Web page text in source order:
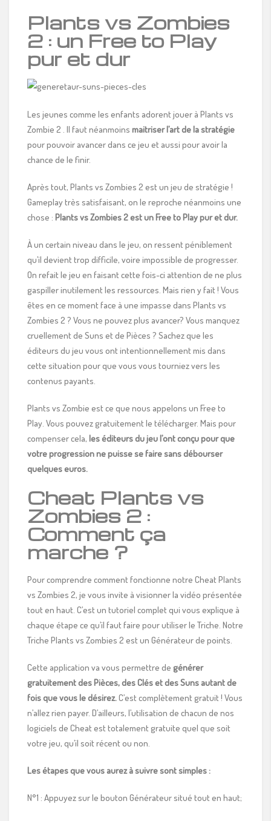
Plants vs Zombies
2 : un Free to Play
pur et dur
Les jeunes comme les enfants adorent jouer à Plants vs
Zombie 2 . Il faut néanmoins maitriser l’art de la stratégie
pour pouvoir avancer dans ce jeu et aussi pour avoir la
chance de le finir.
Après tout, Plants vs Zombies 2 est un jeu de stratégie !
Gameplay très satisfaisant, on le reproche néanmoins une
chose : Plants vs Zombies 2 est un Free to Play pur et dur.
À un certain niveau dans le jeu, on ressent péniblement
qu’il devient trop difficile, voire impossible de progresser.
On refait le jeu en faisant cette fois-ci attention de ne plus
gaspiller inutilement les ressources. Mais rien y fait ! Vous
êtes en ce moment face à une impasse dans Plants vs
Zombies 2 ? Vous ne pouvez plus avancer? Vous manquez
cruellement de Suns et de Pièces ? Sachez que les
éditeurs du jeu vous ont intentionnellement mis dans
cette situation pour que vous vous tourniez vers les
contenus payants.
Plants vs Zombie est ce que nous appelons un Free to
Play. Vous pouvez gratuitement le télécharger. Mais pour
compenser cela, les éditeurs du jeu l’ont conçu pour que
votre progression ne puisse se faire sans débourser
quelques euros.
Cheat Plants vs
Zombies 2 :
Comment ça
marche ?
Pour comprendre comment fonctionne notre Cheat Plants
vs Zombies 2, je vous invite à visionner la vidéo présentée
tout en haut. C’est un tutoriel complet qui vous explique à
chaque étape ce qu’il faut faire pour utiliser le Triche. Notre
Triche Plants vs Zombies 2 est un Générateur de points.
Cette application va vous permettre de générer
gratuitement des Pièces, des Clés et des Suns autant de
fois que vous le désirez.C’est complètement gratuit ! Vous
n’allez rien payer. D’ailleurs, l’utilisation de chacun de nos
logiciels de Cheat est totalement gratuite quel que soit
votre jeu, qu’il soit récent ou non.
Les étapes que vous aurez à suivre sont simples :
N°1 : Appuyez sur le bouton Générateur situé tout en haut;